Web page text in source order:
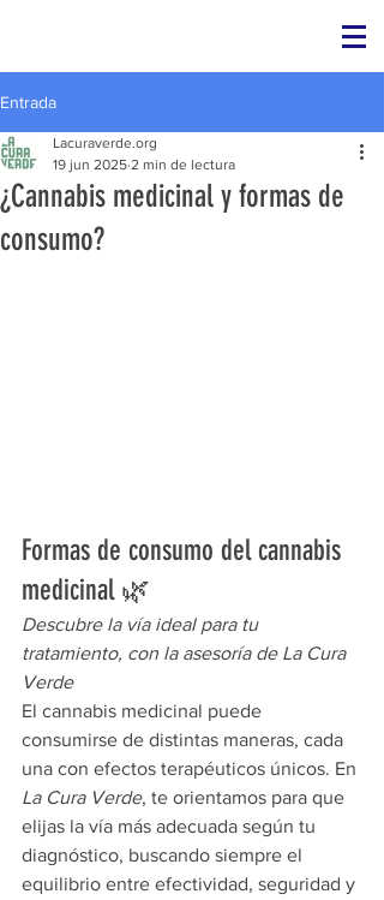
Entrada
¿Cannabis medicinal y formas de
consumo?
Lacuraverde.org
19 jun 2025 2 min de lectura
Formas de consumo del cannabis
medicinal 🌿
Descubre la vía ideal para tu
tratamiento, con la asesoría de La Cura
Verde
El cannabis medicinal puede
consumirse de distintas maneras, cada
una con efectos terapéuticos únicos. En
La Cura Verde, te orientamos para que
elijas la vía más adecuada según tu
diagnóstico, buscando siempre el
equilibrio entre efectividad, seguridad y